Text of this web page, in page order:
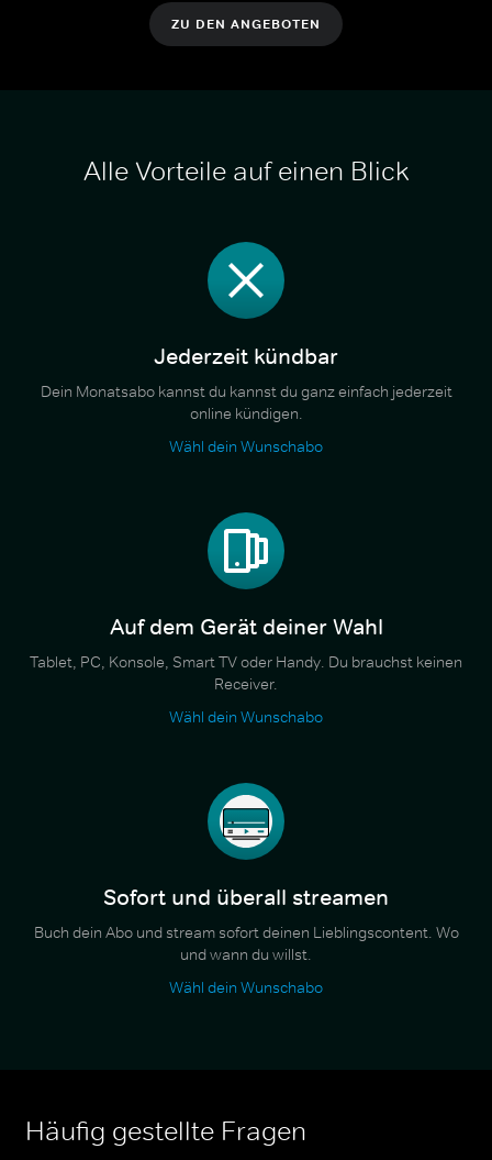
ZU DEN ANGEBOTEN
Alle Vorteile auf einen Blick
Jederzeit kündbar
Dein Monatsabo kannst du kannst du ganz einfach jederzeit
online kündigen.
Wähl dein Wunschabo
Auf dem Gerät deiner Wahl
Tablet, PC, Konsole, Smart TV oder Handy. Du brauchst keinen
Receiver.
Wähl dein Wunschabo
Sofort und überall streamen
Buch dein Abo und stream sofort deinen Lieblingscontent. Wo
und wann du willst.
Wähl dein Wunschabo
Häufig gestellte Fragen